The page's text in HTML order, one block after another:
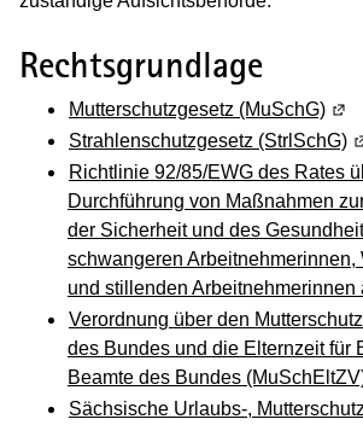
Rechtsgrundlage
Mutterschutzgesetz (MuSchG)
Strahlenschutzgesetz (StrlSchG)
Richtlinie 92/85/EWG des Rates
Durchführung von Maßnahmen
der Sicherheit und des
schwangeren Arbeitnehmerinnen,
und stillenden Arbeitnehmerinnen
Verordnung über den
des Bundes und die Elternzeit für
Beamte des Bundes
Sächsische Urlaubs-,